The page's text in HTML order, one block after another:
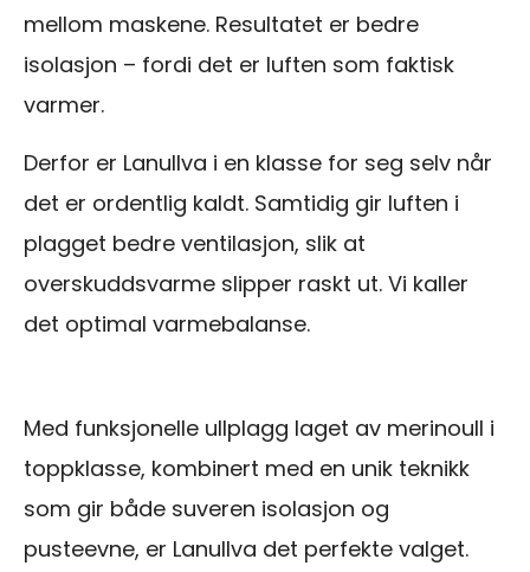
mellom maskene. Resultatet er bedre
isolasjon – fordi det er luften som faktisk
varmer.
Derfor er Lanullva i en klasse for seg selv når
det er ordentlig kaldt. Samtidig gir luften i
plagget bedre ventilasjon, slik at
overskuddsvarme slipper raskt ut. Vi kaller
det optimal varmebalanse.
Med funksjonelle ullplagg laget av merinoull i
toppklasse, kombinert med en unik teknikk
som gir både suveren isolasjon og
pusteevne, er Lanullva det perfekte valget.